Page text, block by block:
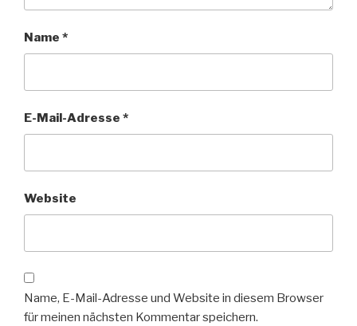
Name *
E-Mail-Adresse *
Website
Name, E-Mail-Adresse und Website in diesem Browser
für meinen nächsten Kommentar speichern.